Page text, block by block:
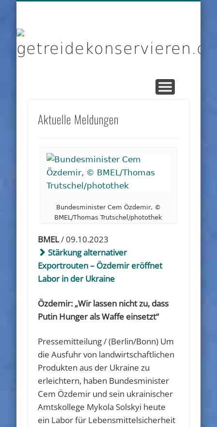
Aktuelle Meldungen
Bundesminister Cem Özdemir, ©
BMEL/Thomas Trutschel/photothek
BMEL/ 09.10.2023
Stärkung alternativer
Exportrouten – Özdemir eröffnet
Labor in der Ukraine
Özdemir: „Wir lassen nicht zu, dass
Putin Hunger als Waffe einsetzt“
Pressemitteilung / (Berlin/Bonn) Um
die Ausfuhr von landwirtschaftlichen
Produkten aus der Ukraine zu
erleichtern, haben Bundesminister
Cem Özdemir und sein ukrainischer
Amtskollege Mykola Solskyi heute
ein Labor für Lebensmittelsicherheit